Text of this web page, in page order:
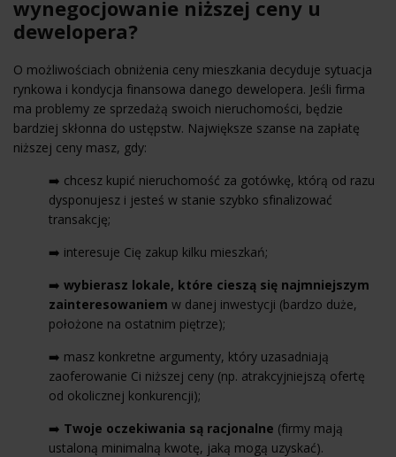
wynegocjowanie niższej ceny u
dewelopera?
O możliwościach obniżenia ceny mieszkania decyduje sytuacja
rynkowa i kondycja finansowa danego dewelopera. Jeśli firma
ma problemy ze sprzedażą swoich nieruchomości, będzie
bardziej skłonna do ustępstw. Największe szanse na zapłatę
niższej ceny masz, gdy:
➡️ chcesz kupić nieruchomość za gotówkę, którą od razu
dysponujesz i jesteś w stanie szybko sfinalizować
transakcję;
➡️ interesuje Cię zakup kilku mieszkań;
➡️ wybierasz lokale, które cieszą się najmniejszym
zainteresowaniem w danej inwestycji (bardzo duże,
położone na ostatnim piętrze);
➡️ masz konkretne argumenty, który uzasadniają
zaoferowanie Ci niższej ceny (np. atrakcyjniejszą ofertę
od okolicznej konkurencji);
➡️ Twoje oczekiwania są racjonalne (firmy mają
ustaloną minimalną kwotę, jaką mogą uzyskać).